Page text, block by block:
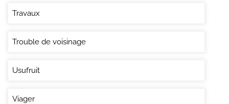
Travaux
Trouble de voisinage
Usufruit
Viager